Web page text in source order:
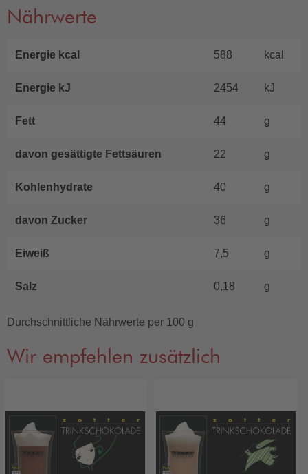
Nährwerte
Energie kcal 588 kcal
Energie kJ 2454 kJ
Fett 44 g
davon gesättigte Fettsäuren 22 g
Kohlenhydrate 40 g
davon Zucker 36 g
Eiweiß 7,5 g
Salz 0,18 g
Durchschnittliche Nährwerte per 100 g
Wir empfehlen zusätzlich